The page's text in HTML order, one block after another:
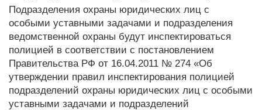
Подразделения охраны юридических лиц с
особыми уставными задачами и подразделения
ведомственной охраны будут инспектироваться
полицией в соответствии с постановлением
Правительства РФ от 16.04.2011 № 274 «Об
утверждении правил инспектирования полицией
подразделений охраны юридических лиц с особыми
уставными задачами и подразделений